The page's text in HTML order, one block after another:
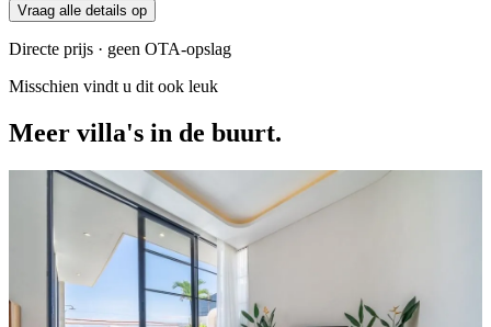
Vraag alle details op
Directe prijs · geen OTA-opslag
Misschien vindt u dit ook leuk
Meer villa's in de buurt.